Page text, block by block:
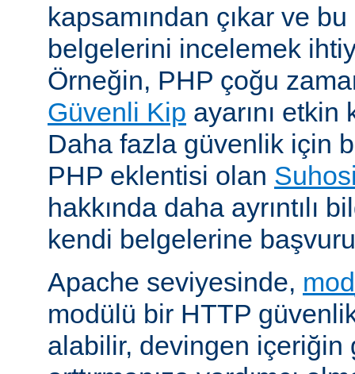
kapsamından çıkar ve
belgelerini incelemek
Örneğin, PHP çoğu
Güvenli Kip ayarını etkin
Daha fazla güvenlik için
PHP eklentisi olan
hakkında daha ayrıntılı
kendi belgelerine
Apache seviyesinde,
modülü bir HTTP
alabilir, devingen içeriğin